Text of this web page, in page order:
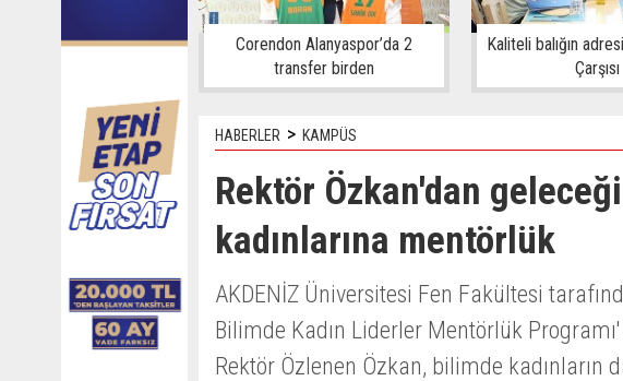
Corendon Alanyaspor’da 2
transfer birden
Kaliteli balığın
Çarşısı
HABERLER > KAMPÜS
Rektör Özkan'dan
kadınlarına mentörlük
AKDENİZ Üniversitesi Fen Fakültesi
Bilimde Kadın Liderler Mentörlük
Rektör Özlenen Özkan, bilimde kadınların